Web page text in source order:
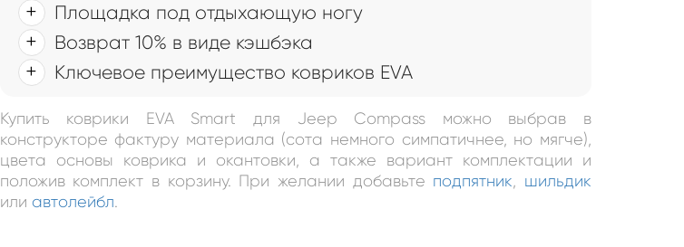
Площадка под отдыхающую ногу
Возврат 10% в виде кэшбэка
Ключевое преимущество ковриков EVA
Купить коврики EVA Smart для Jeep Compass можно выбрав в
конструкторе фактуру материала (сота немного симпатичнее, но мягче),
цвета основы коврика и окантовки, а также вариант комплектации и
положив комплект в корзину. При желании добавьте подпятник
шильдик
или автолейбл.